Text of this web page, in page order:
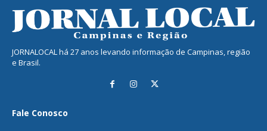
JORNALOCAL há 27 anos levando informação de Campinas, região
e Brasil.
Fale Conosco